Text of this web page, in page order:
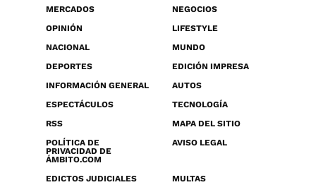
MERCADOS
NEGOCIOS
OPINIÓN
LIFESTYLE
NACIONAL
MUNDO
DEPORTES
EDICIÓN IMPRESA
INFORMACIÓN GENERAL
AUTOS
ESPECTÁCULOS
TECNOLOGÍA
RSS
MAPA DEL SITIO
POLÍTICA DE
PRIVACIDAD DE
ÁMBITO.COM
AVISO LEGAL
EDICTOS JUDICIALES
MULTAS